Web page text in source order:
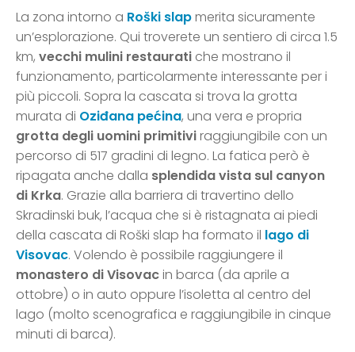
La zona intorno a Roški slapmerita sicuramente
un’esplorazione. Qui troverete un sentiero di circa 1.5
km, vecchi mulini restaurati che mostrano il
funzionamento, particolarmente interessante per i
più piccoli. Sopra la cascata si trova la grotta
murata di Oziđana pećina, una vera e propria
grotta degli uomini primitiviraggiungibile con un
percorso di 517 gradini di legno. La fatica però è
ripagata anche dalla splendida vista sul canyon
di Krka. Grazie alla barriera di travertino dello
Skradinski buk, l’acqua che si è ristagnata ai piedi
della cascata di Roški slap ha formato il lago di
Visovac. Volendo è possibile raggiungere il
monastero di Visovacin barca (da aprile a
ottobre) o in auto oppure l’isoletta al centro del
lago (molto scenografica e raggiungibile in cinque
minuti di barca).